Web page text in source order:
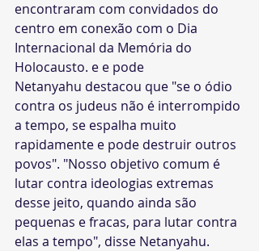
encontraram com convidados do
centro em conexão com o Dia
Internacional da Memória do
Holocausto. e e pode
Netanyahu destacou que "se o ódio
contra os judeus não é interrompido
a tempo, se espalha muito
rapidamente e pode destruir outros
povos". "Nosso objetivo comum é
lutar contra ideologias extremas
desse jeito, quando ainda são
pequenas e fracas, para lutar contra
elas a tempo", disse Netanyahu.